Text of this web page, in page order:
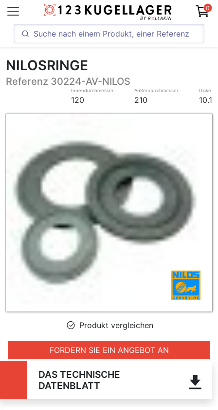
0
NILOSRINGE
Referenz 30224-AV-NILOS
Innendurchmesser
120
Außendurchmesser
210
Dicke
10.1
Produkt vergleichen
FORDERN SIE EIN ANGEBOT AN
DAS TECHNISCHE
DATENBLATT